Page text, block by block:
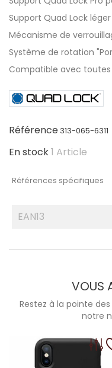
Support Quad Lock
Mécanisme de
Système de rotation
Compatible avec toutes
Référence 313-065-6311
En stock1 Article
Références spécifiques
EAN13
VOUS
Restez à la pointe
notre